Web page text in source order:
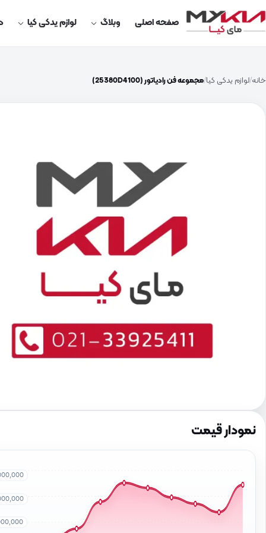
صفحه اصلی وبلاگ لوازم یدکی کیا
خانه لوازم یدکی کیا مجموعه فن رادیاتور (25380D4100)
نمودار قیمت